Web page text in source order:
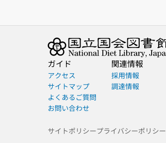
ガイド
アクセス
サイトマップ
よくあるご質問
お問い合わせ
関連情報
採用情報
調達情報
サイトポリシープライバシーポリシー